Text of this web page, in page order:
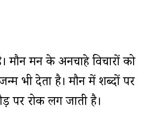
मौन मन के अनचाहे विचारों को
भी देता है। मौन में शब्दों पर
पर रोक लग जाती है।